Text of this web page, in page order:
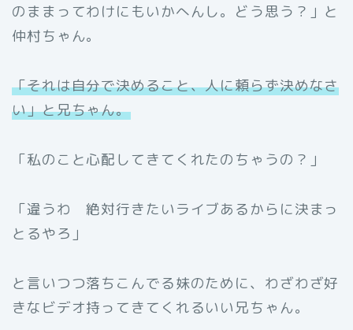
のままってわけにもいかへんし。どう思う？」と
仲村ちゃん。
「それは自分で決めること、人に頼らず決めなさ
い」と兄ちゃん。
「私のこと心配してきてくれたのちゃうの？」
「違うわ 絶対行きたいライブあるからに決まっ
とるやろ」
と言いつつ落ちこんでる妹のために、わざわざ好
きなビデオ持ってきてくれるいい兄ちゃん。